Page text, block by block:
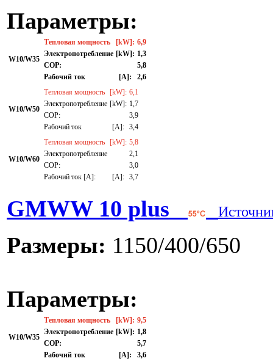
Параметры:
W10/W35
Тепловая мощность [kW]: 6,9
Электропотребление [kW]: 1,3
СОР:
5,8
Рабочий ток
[A]: 2,6
W10/W50
Тепловая мощность [kW]: 6,1
Электропотребление [kW]: 1,7
СОР:
3,9
Рабочий ток
[A]: 3,4
W10/W60
Тепловая мощность [kW]: 5,8
Электропотребление
2,1
СОР:
3,0
Рабочий ток [A]:
[A]: 3,7
GMWW 10 plus
Размеры: 1150/400/650
Параметры:
W10/W35
Тепловая мощность [kW]: 9,5
Электропотребление [kW]: 1,8
СОР:
5,7
Рабочий ток
[A]: 3,6